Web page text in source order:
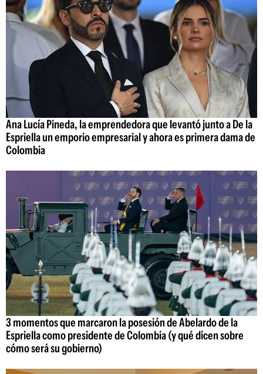
Ana Lucía Pineda, la emprendedora que levantó junto a De la
Espriella un emporio empresarial y ahora es primera dama de
Colombia
3 momentos que marcaron la posesión de Abelardo de la
Espriella como presidente de Colombia (y qué dicen sobre
cómo será su gobierno)